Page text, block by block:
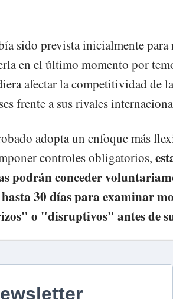
sido prevista inicialmente para
en el último momento por
afectar la competitividad de
frente a sus rivales
adopta un enfoque más
controles obligatorios,
podrán conceder
30 días para examinar
o "disruptivos" antes de